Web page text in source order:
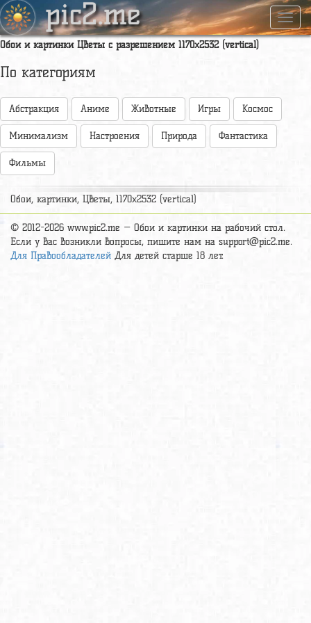
pic2.me
Обои и картинки Цветы с разрешением 1170x2532 (vertical)
По категориям
Абстракция Аниме Животные Игры Космос
Минимализм Настроения Природа Фантастика
Фильмы
Обои, картинки, Цветы, 1170x2532 (vertical)
© 2012-2026 www.pic2.me — Обои и картинки на рабочий стол.
Если у вас возникли вопросы, пишите нам на support@pic2.me.
Для Правообладателей Для детей старше 18 лет.